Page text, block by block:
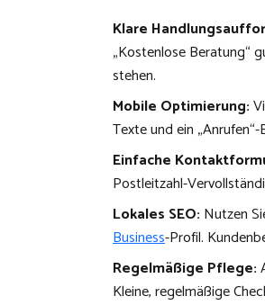
Klare
„Kostenlose Beratung“
stehen.
Mobile Optimierung:
Texte und ein
Einfache
Postleitzahl-
Lokales SEO: Nutzen
Business-Profil.
Regelmäßige Pflege:
Kleine, regelmäßige